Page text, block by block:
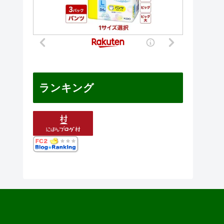
ランキング